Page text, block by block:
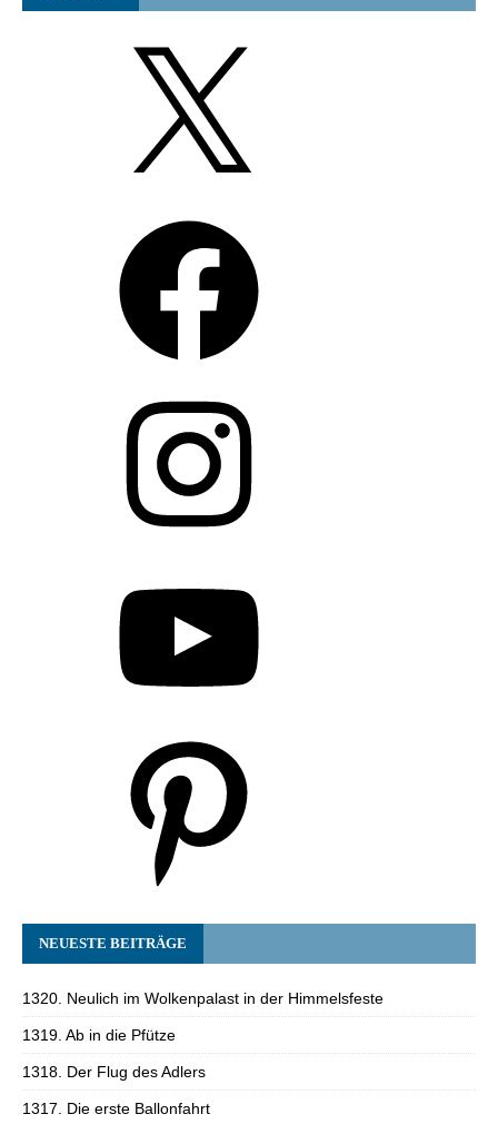
NEUESTE BEITRÄGE
1320. Neulich im Wolkenpalast in der Himmelsfeste
1319. Ab in die Pfütze
1318. Der Flug des Adlers
1317. Die erste Ballonfahrt